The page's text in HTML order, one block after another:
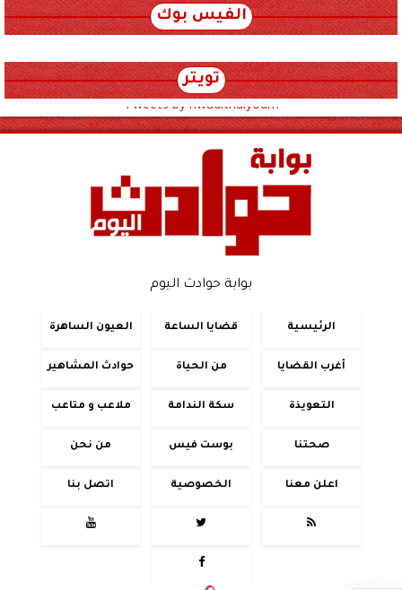
الفيس بوك
تويتر
Tweets by hwadithalyoum
بوابة حوادث اليوم
الرئيسية قضايا الساعة العيون الساهرة
أغرب القضايا من الحياة حوادث المشاهير
التعويذة سكة الندامة ملاعب و متاعب
صحتنا بوست فيس من نحن
اعلن معنا الخصوصية اتصل بنا



